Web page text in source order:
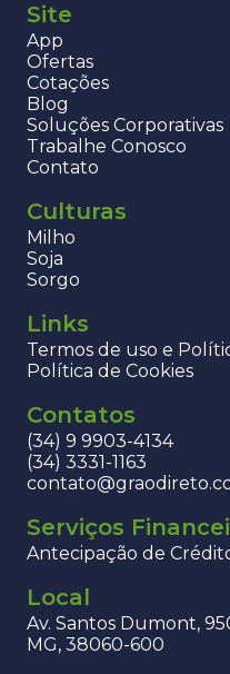
Site
App
Ofertas
Cotações
Blog
Soluções Corporativas
Trabalhe Conosco
Contato
Culturas
Milho
Soja
Sorgo
Links
Termos de uso e
Política de Cookies
Contatos
(34) 9 9903-4134
(34) 3331-1163
Serviços
Antecipação de
Local
Av. Santos Dumont,
MG, 38060-600